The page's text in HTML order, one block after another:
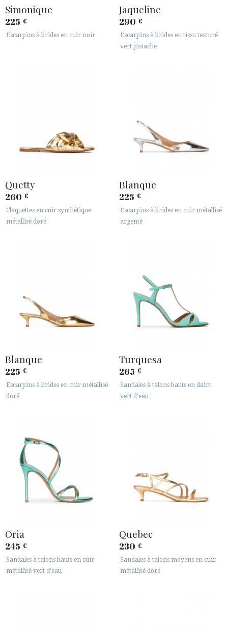
Simonique
225 €
Escarpins à brides en cuir noir
Jaqueline
290 €
Escarpins à brides en tissu texturé
vert pistache
Quetty
260 €
Claquettes en cuir synthétique
métallisé doré
Blanque
225 €
Escarpins à brides en cuir métallisé
argenté
Blanque
225 €
Escarpins à brides en cuir métallisé
doré
Turquesa
265 €
Sandales à talons hauts en daim
vert d'eau
Oria
245 €
Sandales à talons hauts en cuir
métallisé vert d'eau
Quebec
230 €
Sandales à talons moyens en cuir
métallisé doré